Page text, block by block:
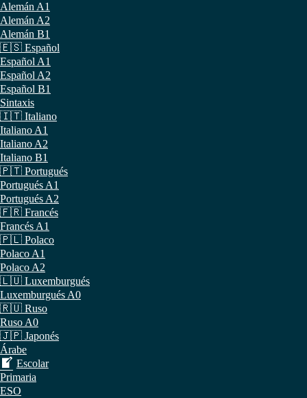
Alemán A1
Alemán A2
Alemán B1
🇪🇸 Español
Español A1
Español A2
Español B1
Sintaxis
🇮🇹 Italiano
Italiano A1
Italiano A2
Italiano B1
🇵🇹 Portugués
Portugués A1
Portugués A2
🇫🇷 Francés
Francés A1
🇵🇱 Polaco
Polaco A1
Polaco A2
🇱🇺 Luxemburgués
Luxemburgués A0
🇷🇺 Ruso
Ruso A0
🇯🇵 Japonés
Árabe
Escolar
Primaria
ESO